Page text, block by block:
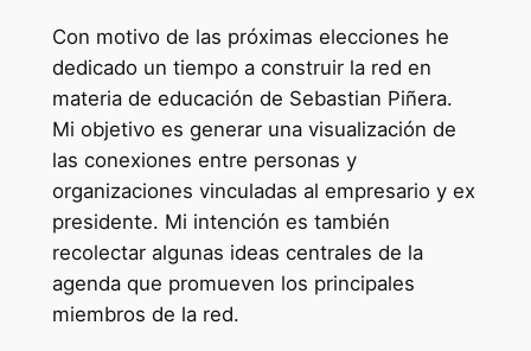
Con motivo de las próximas elecciones he
dedicado un tiempo a construir la red en
materia de educación de Sebastian Piñera.
Mi objetivo es generar una visualización de
las conexiones entre personas y
organizaciones vinculadas al empresario y ex
presidente. Mi intención es también
recolectar algunas ideas centrales de la
agenda que promueven los principales
miembros de la red.